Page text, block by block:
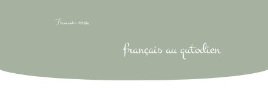
français au qutodien